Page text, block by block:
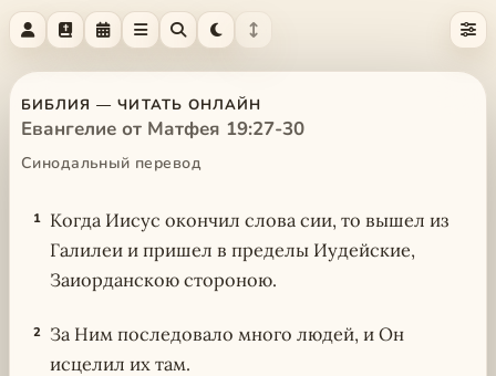
БИБЛИЯ — ЧИТАТЬ ОНЛАЙН
Евангелие от Матфея 19:27-30
Синодальный перевод
1 Когда Иисус окончил слова сии, то вышел из
Галилеи и пришел в пределы Иудейские,
Заиорданскою стороною.
2 За Ним последовало много людей, и Он
исцелил их там.